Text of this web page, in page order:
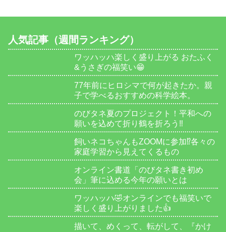
人気記事（週間ランキング）
ワッハッハ楽しく盛り上がる おたふく
&うさぎの福笑い😁
77年前にヒロシマで何が起きたか。親
子で学べるおすすめの科学絵本。
のびタネ夏のプロジェクト！平和への
願いを込めて折り鶴を折ろう‼️
飼いネコちゃんもZOOMに参加⁉️各々の
家庭学習から見えてくるもの
オンライン書道「のびタネ書き初め
会」筆に込める今年の願いとは
ワッハッハ🤣オンラインでも福笑いで
楽しく盛り上がりました👍
描いて、めくって、転がして、『かけ